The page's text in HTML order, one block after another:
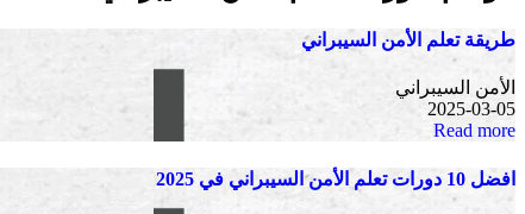
طريقة تعلم الأمن السيبراني
الأمن السيبراني
2025-03-05
Read more
افضل 10 دورات تعلم الأمن السيبراني في 2025